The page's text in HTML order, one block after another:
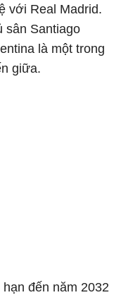
với Real Madrid.
sân Santiago
là một trong
giữa.
đến năm 2032